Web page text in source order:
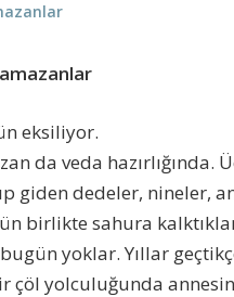
eksiliyor.
da veda
giden dedeler, nineler,
birlikte sahura
yoklar. Yıllar
çöl yolculuğunda